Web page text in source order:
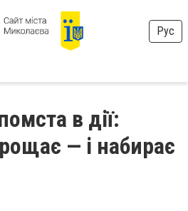
Рус
в дії:
— і набирає